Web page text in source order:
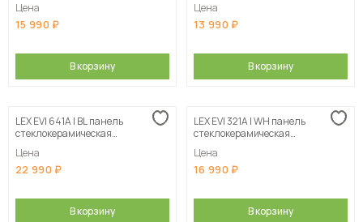
Цена
15 990
В корзину
Цена
13 990
В корзину
LEX EVI 641A I BL панель
стеклокерамическая
Цена
22 990
В корзину
LEX EVI 321A I WH панель
стеклокерамическая
Цена
16 990
В корзину